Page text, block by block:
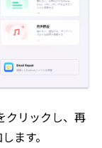
クリックし、再
ます。